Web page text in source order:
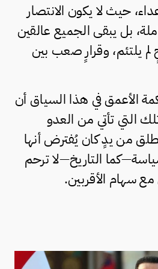
حيث لا يكون الانتصار
بل يبقى الجميع عالقين
يلتئم، وقرارٍ صعب بين
الأعمق في هذا السياق أن
التي تأتي من العدو
من يدٍ كان يُفترض أنها
التاريخ—لا ترحم
سهام الأقربين.